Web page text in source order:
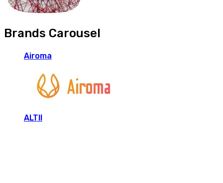
Brands Carousel
Airoma
ALTII